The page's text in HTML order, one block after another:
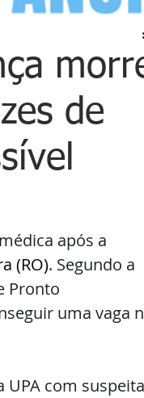
de
após a
(RO). Segundo a
Pronto
uma vaga
UPA com